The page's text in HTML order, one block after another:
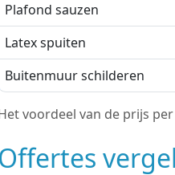
Plafond sauzen
Latex spuiten
Buitenmuur schilderen
voordeel van de prijs
Offertes